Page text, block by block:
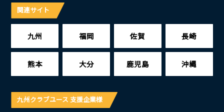
関連サイト
九州 福岡 佐賀 長崎
熊本 大分 鹿児島 沖縄
九州クラブユース 支援企業様